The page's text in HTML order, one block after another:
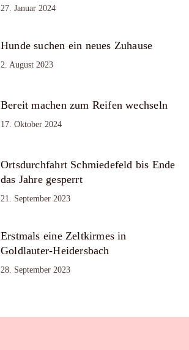
27. Januar 2024
Hunde suchen ein neues Zuhause
2. August 2023
Bereit machen zum Reifen wechseln
17. Oktober 2024
Ortsdurchfahrt Schmiedefeld bis Ende
das Jahre gesperrt
21. September 2023
Erstmals eine Zeltkirmes in
Goldlauter-Heidersbach
28. September 2023